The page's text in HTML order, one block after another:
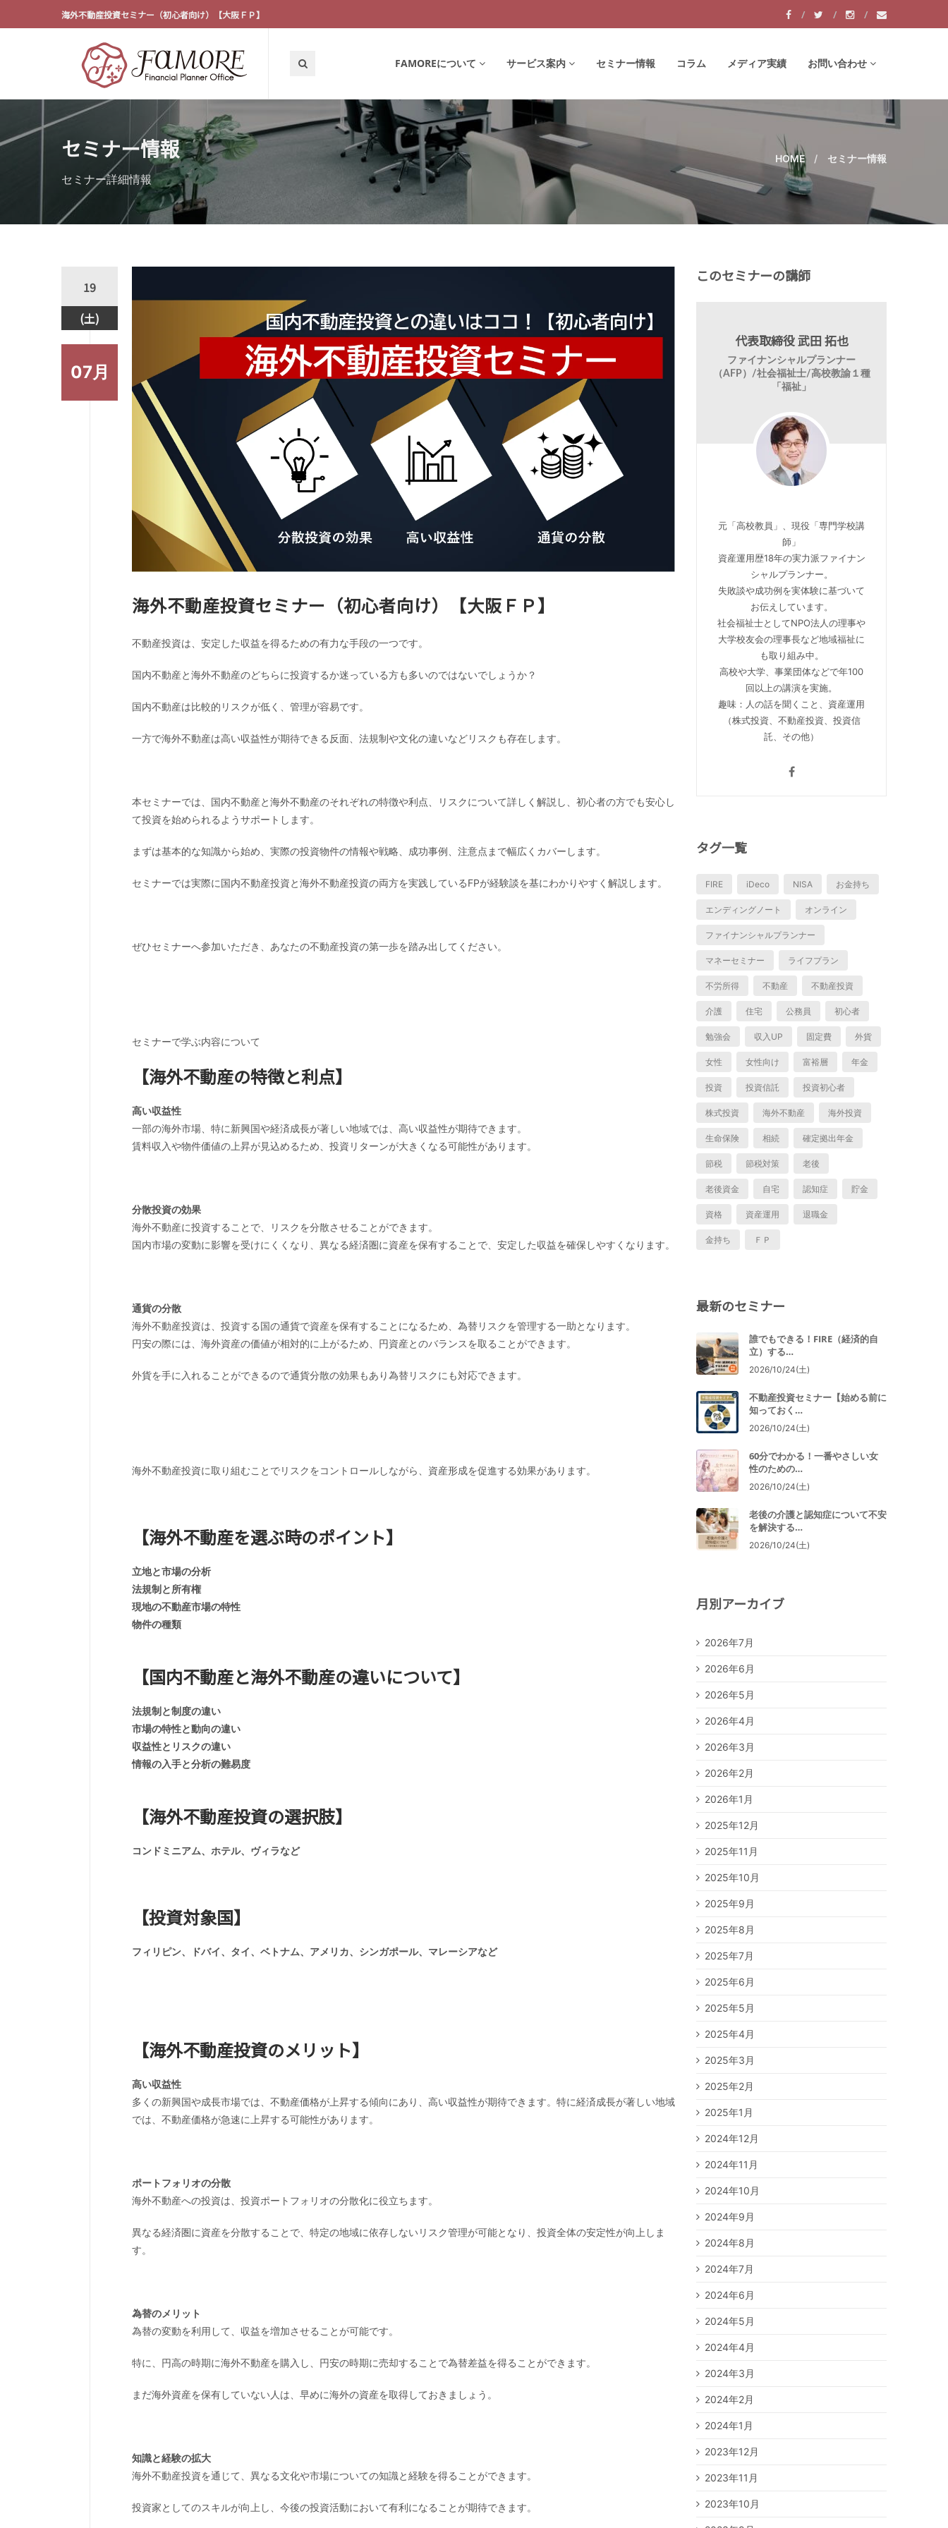
海外不動産投資セミナー（初心者向け）【大阪ＦＰ】
FAMOREについて サービス案内 セミナー情報 コラム メディア実績 お問い合わせ
セミナー情報
セミナー詳細情報
HOME セミナー情報
19
(土)
07月
海外不動産投資セミナー（初心者向け）【大阪ＦＰ】
不動産投資は、安定した収益を得るための有力な手段の一つです。
国内不動産と海外不動産のどちらに投資するか迷っている方も多いのではないでしょうか？
国内不動産は比較的リスクが低く、管理が容易です。
一方で海外不動産は高い収益性が期待できる反面、法規制や文化の違いなどリスクも存在します。
本セミナーでは、国内不動産と海外不動産のそれぞれの特徴や利点、リスクについて詳しく解説し、初心者の方でも安心し
て投資を始められるようサポートします。
まずは基本的な知識から始め、実際の投資物件の情報や戦略、成功事例、注意点まで幅広くカバーします。
セミナーでは実際に国内不動産投資と海外不動産投資の両方を実践しているFPが経験談を基にわかりやすく解説します。
ぜひセミナーへ参加いただき、あなたの不動産投資の第一歩を踏み出してください。
セミナーで学ぶ内容について
【海外不動産の特徴と利点】
高い収益性
一部の海外市場、特に新興国や経済成長が著しい地域では、高い収益性が期待できます。
賃料収入や物件価値の上昇が見込めるため、投資リターンが大きくなる可能性があります。
分散投資の効果
海外不動産に投資することで、リスクを分散させることができます。
国内市場の変動に影響を受けにくくなり、異なる経済圏に資産を保有することで、安定した収益を確保しやすくなります。
通貨の分散
海外不動産投資は、投資する国の通貨で資産を保有することになるため、為替リスクを管理する一助となります。
円安の際には、海外資産の価値が相対的に上がるため、円資産とのバランスを取ることができます。
外貨を手に入れることができるので通貨分散の効果もあり為替リスクにも対応できます。
海外不動産投資に取り組むことでリスクをコントロールしながら、資産形成を促進する効果があります。
【海外不動産を選ぶ時のポイント】
立地と市場の分析
法規制と所有権
現地の不動産市場の特性
物件の種類
【国内不動産と海外不動産の違いについて】
法規制と制度の違い
市場の特性と動向の違い
収益性とリスクの違い
情報の入手と分析の難易度
【海外不動産投資の選択肢】
コンドミニアム、ホテル、ヴィラなど
【投資対象国】
フィリピン、ドバイ、タイ、ベトナム、アメリカ、シンガポール、マレーシアなど
【海外不動産投資のメリット】
高い収益性
多くの新興国や成長市場では、不動産価格が上昇する傾向にあり、高い収益性が期待できます。特に経済成長が著しい地域
では、不動産価格が急速に上昇する可能性があります。
ポートフォリオの分散
海外不動産への投資は、投資ポートフォリオの分散化に役立ちます。
異なる経済圏に資産を分散することで、特定の地域に依存しないリスク管理が可能となり、投資全体の安定性が向上しま
す。
為替のメリット
為替の変動を利用して、収益を増加させることが可能です。
特に、円高の時期に海外不動産を購入し、円安の時期に売却することで為替差益を得ることができます。
まだ海外資産を保有していない人は、早めに海外の資産を取得しておきましょう。
知識と経験の拡大
海外不動産投資を通じて、異なる文化や市場についての知識と経験を得ることができます。
投資家としてのスキルが向上し、今後の投資活動において有利になることが期待できます。
このセミナーの講師
代表取締役 武田 拓也
ファイナンシャルプランナー
（AFP）/社会福祉士/高校教諭１種
「福祉」
元「高校教員」、現役「専門学校講
師」
資産運用歴18年の実力派ファイナン
シャルプランナー。
失敗談や成功例を実体験に基づいて
お伝えしています。
社会福祉士としてNPO法人の理事や
大学校友会の理事長など地域福祉に
も取り組み中。
高校や大学、事業団体などで年100
回以上の講演を実施。
趣味：人の話を聞くこと、資産運用
（株式投資、不動産投資、投資信
託、その他）
タグ一覧
FIRE iDeco NISA お金持ち
エンディングノート オンライン
ファイナンシャルプランナー
マネーセミナー ライフプラン
不労所得 不動産 不動産投資
介護 住宅 公務員 初心者
勉強会 収入UP 固定費 外貨
女性 女性向け 富裕層 年金
投資 投資信託 投資初心者
株式投資 海外不動産 海外投資
生命保険 相続 確定拠出年金
節税 節税対策 老後
老後資金 自宅 認知症 貯金
資格 資産運用 退職金
金持ち ＦＰ
最新のセミナー
誰でもできる！FIRE（経済的自
立）する…
2026/10/24(土)
不動産投資セミナー【始める前に
知っておく…
2026/10/24(土)
60分でわかる！一番やさしい女
性のための…
2026/10/24(土)
老後の介護と認知症について不安
を解決する…
2026/10/24(土)
月別アーカイブ
2026年7月
2026年6月
2026年5月
2026年4月
2026年3月
2026年2月
2026年1月
2025年12月
2025年11月
2025年10月
2025年9月
2025年8月
2025年7月
2025年6月
2025年5月
2025年4月
2025年3月
2025年2月
2025年1月
2024年12月
2024年11月
2024年10月
2024年9月
2024年8月
2024年7月
2024年6月
2024年5月
2024年4月
2024年3月
2024年2月
2024年1月
2023年12月
2023年11月
2023年10月